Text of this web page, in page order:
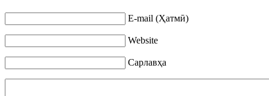
E-mail (Ҳатмӣ)
Website
Сарлавҳа